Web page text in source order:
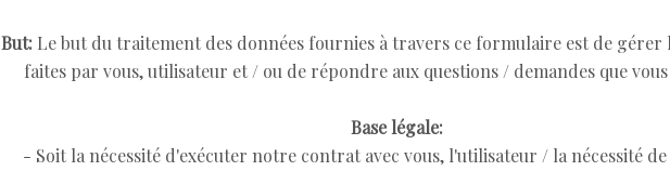
But: Le but du traitement des données fournies à travers ce formulaire est de gérer
faites par vous, utilisateur et / ou de répondre aux questions / demandes que vous
Base légale:
- Soit la nécessité d'exécuter notre contrat avec vous, l'utilisateur / la nécessité